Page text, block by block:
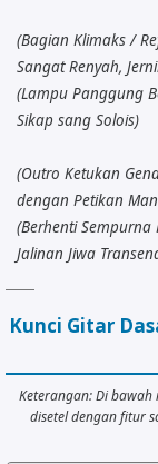
(Bagian Klimaks /
Sangat Renyah,
(Lampu Panggung
Sikap sang Solois)
(Outro Ketukan
dengan Petikan
(Berhenti
Jalinan Jiwa
Kunci Gitar
Keterangan: Di
disetel dengan fitur